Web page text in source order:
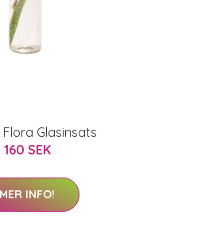
Glasinsats
160 SEK
MER INFO!